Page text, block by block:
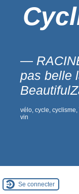
—
pas belle
vélo, cycle,
vin
Se connecter